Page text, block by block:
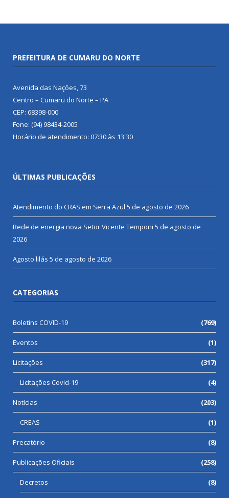
PREFEITURA DE CUMARU DO NORTE
Avenida das Nações, 73
Centro – Cumaru do Norte – PA
CEP: 68398-000
Fone: (94) 98434-2005
Horário de atendimento: 07:30 às 13:30
ÚLTIMAS PUBLICAÇÕES
Atendimento do CRAS em Serra Azul 5 de agosto de 2026
Rede de energia nova Setor Vicente Temponi 5 de agosto de
2026
Agosto lilás 5 de agosto de 2026
CATEGORIAS
Boletins COVID-19 (769)
Eventos (1)
Licitações (317)
Licitações Covid-19 (4)
Notícias (203)
CREAS (1)
Precatório (8)
Publicações Oficiais (258)
Decretos (8)